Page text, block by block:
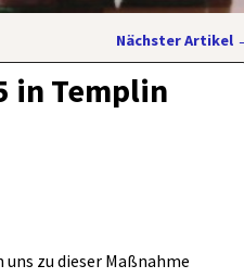
Nächster Artikel
in Templin
zu dieser Maßnahme